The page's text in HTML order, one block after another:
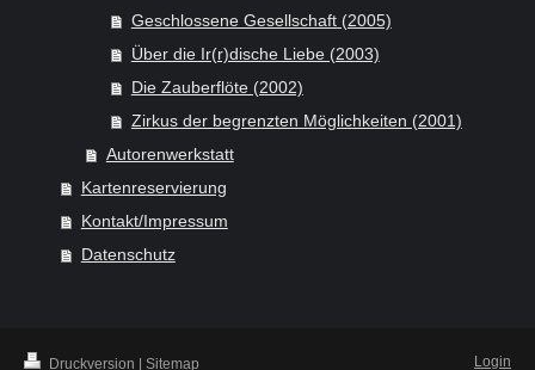
Geschlossene Gesellschaft (2005)
Über die Ir(r)dische Liebe (2003)
Die Zauberflöte (2002)
Zirkus der begrenzten Möglichkeiten (2001)
Autorenwerkstatt
Kartenreservierung
Kontakt/Impressum
Datenschutz
Druckversion Sitemap Login